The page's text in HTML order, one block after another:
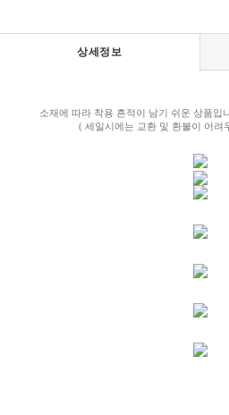
상세정보
소재에 따라 착용 흔적이 남기 쉬운 상품입
( 세일시에는 교환 및 환불이 어려